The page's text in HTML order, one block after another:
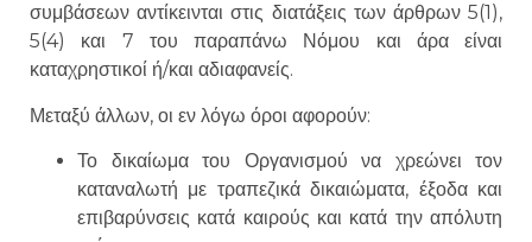
συμβάσεων αντίκεινται στις διατάξεις των άρθρων 5(1),
5(4) και 7 του παραπάνω Νόμου και άρα είναι
καταχρηστικοί ή/και αδιαφανείς.
Μεταξύ άλλων, οι εν λόγω όροι αφορούν:
Το δικαίωμα του Οργανισμού να χρεώνει τον
καταναλωτή με τραπεζικά δικαιώματα, έξοδα και
επιβαρύνσεις κατά καιρούς και κατά την απόλυτη